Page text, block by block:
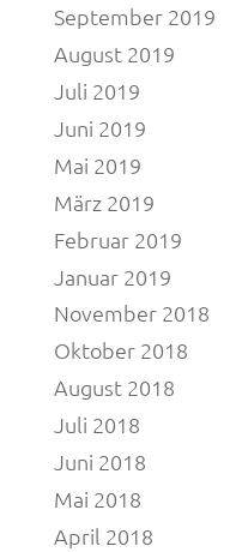
September 2019
August 2019
Juli 2019
Juni 2019
Mai 2019
März 2019
Februar 2019
Januar 2019
November 2018
Oktober 2018
August 2018
Juli 2018
Juni 2018
Mai 2018
April 2018